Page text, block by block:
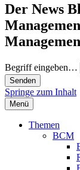
Der News
Begriff eingeben…
Springe zum Inhalt
Menü
Themen
BCM